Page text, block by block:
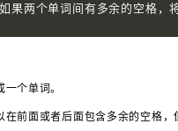
果两个单词间有多余的空格，
个单词。
在前面或者后面包含多余的空格，